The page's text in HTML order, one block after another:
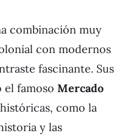
combinación muy
con modernos
fascinante. Sus
famoso Mercado
como la
y las